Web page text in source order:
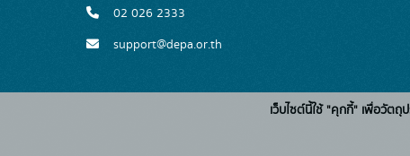
02 026 2333
support@depa.or.th
เว็บไซต์นี้ใช้ "คุกกี้" เพื่อวัต